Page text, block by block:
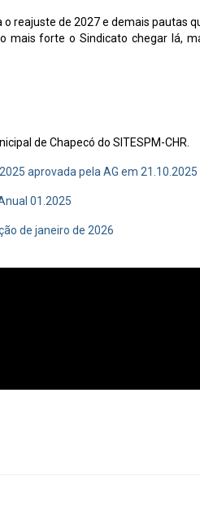
reajuste de 2027 e demais pautas
mais forte o Sindicato chegar lá,
de Chapecó do SITESPM-CHR.
aprovada pela AG em 21.10.2025
01.2025
de janeiro de 2026